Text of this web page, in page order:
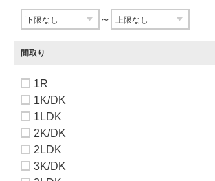
～
間取り
1R
1K/DK
1LDK
2K/DK
2LDK
3K/DK